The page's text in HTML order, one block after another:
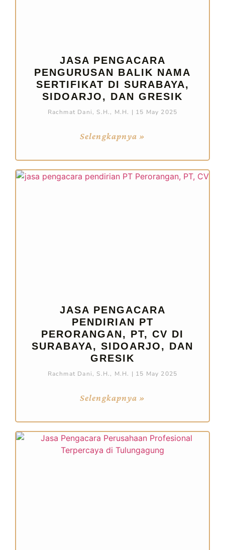
JASA PENGACARA
PENGURUSAN BALIK NAMA
SERTIFIKAT DI SURABAYA,
SIDOARJO, DAN GRESIK
Rachmat Dani, S.H., M.H. 15 May 2025
Selengkapnya »
JASA PENGACARA
PENDIRIAN PT
PERORANGAN, PT, CV DI
SURABAYA, SIDOARJO, DAN
GRESIK
Rachmat Dani, S.H., M.H. 15 May 2025
Selengkapnya »